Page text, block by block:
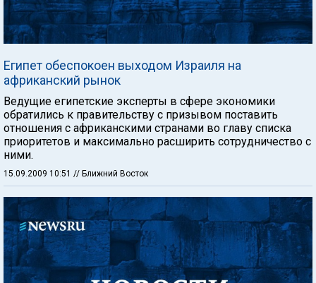
Египет обеспокоен выходом Израиля на
африканский рынок
Ведущие египетские эксперты в сфере экономики
обратились к правительству с призывом поставить
отношения с африканскими странами во главу списка
приоритетов и максимально расширить сотрудничество с
ними.
15.09.2009 10:51 // Ближний Восток